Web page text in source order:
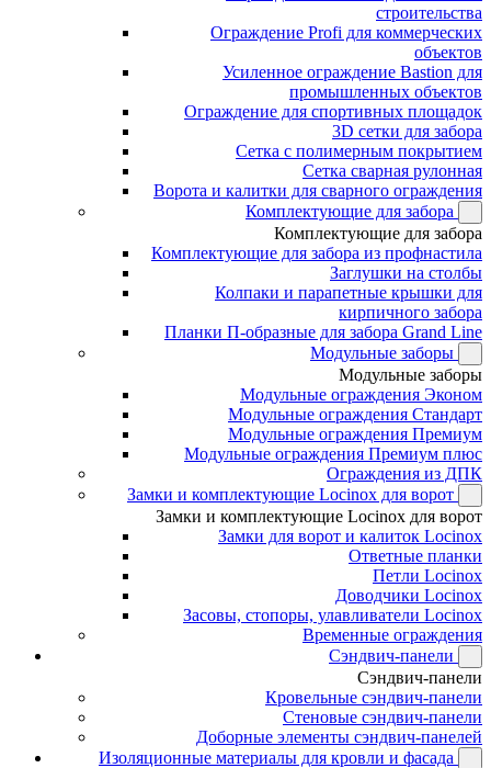
строительства
Ограждение Profi для коммерческих
объектов
Усиленное ограждение Bastion для
промышленных объектов
Ограждение для спортивных площадок
3D сетки для забора
Сетка с полимерным покрытием
Сетка сварная рулонная
Ворота и калитки для сварного ограждения
Комплектующие для забора
Комплектующие для забора
Комплектующие для забора из профнастила
Заглушки на столбы
Колпаки и парапетные крышки для
кирпичного забора
Планки П-образные для забора Grand Line
Модульные заборы
Модульные заборы
Модульные ограждения Эконом
Модульные ограждения Стандарт
Модульные ограждения Премиум
Модульные ограждения Премиум плюс
Ограждения из ДПК
Замки и комплектующие Locinox для ворот
Замки и комплектующие Locinox для ворот
Замки для ворот и калиток Locinox
Ответные планки
Петли Locinox
Доводчики Locinox
Засовы, стопоры, улавливатели Locinox
Временные ограждения
Сэндвич-панели
Сэндвич-панели
Кровельные сэндвич-панели
Стеновые сэндвич-панели
Доборные элементы сэндвич-панелей
Изоляционные материалы для кровли и фасада